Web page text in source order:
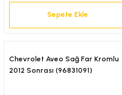
Sepete Ekle
Chevrolet Aveo Sağ Far Kromlu
2012 Sonrası (96831091)